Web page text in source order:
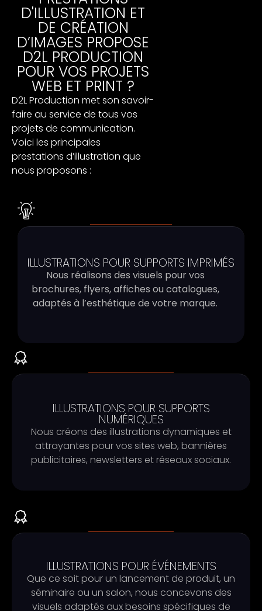
D'ILLUSTRATION ET
DE CRÉATION
D’IMAGES PROPOSE
D2L PRODUCTION
POUR VOS PROJETS
WEB ET PRINT ?
D2L Production met son savoir-
faire au service de tous vos
projets de communication.
Voici les principales
prestations d’illustration que
nous proposons :
ILLUSTRATIONS POUR SUPPORTS IMPRIMÉS
Nous réalisons des visuels pour vos
brochures, flyers, affiches ou catalogues,
adaptés à l’esthétique de votre marque.
ILLUSTRATIONS POUR SUPPORTS
NUMÉRIQUES
Nous créons des illustrations dynamiques et
attrayantes pour vos sites web, bannières
publicitaires, newsletters et réseaux sociaux.
ILLUSTRATIONS POUR ÉVÉNEMENTS
Que ce soit pour un lancement de produit, un
séminaire ou un salon, nous concevons des
visuels adaptés aux besoins spécifiques de